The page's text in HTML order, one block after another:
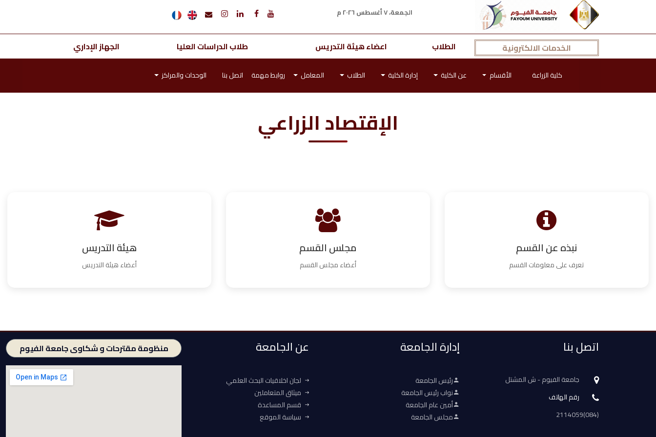
الجمعة، ٧ أغسطس ٢٠٢٦ م
الخدمات الالكترونية الطلاب اعضاء هيئة التدريس طلاب الدراسات العليا الجهاز الإداري
كلية الزراعة الأقسام عن الكلية إدارة الكلية الطلاب المعامل روابط مهمة اتصل بنا الوحدات والمراكز
الإقتصاد الزراعي
هيئة التدريس
أعضاء هيئة التدريس
مجلس القسم
أعضاء مجلس القسم
نبذه عن القسم
تعرف على معلومات القسم
اتصل بنا
جامعة الفيوم - ش المشتل
رقم الهاتف
(084)2114059
إدارة الجامعة
رئيس الجامعة
نواب رئيس الجامعة
أمين عام الجامعة
مجلس الجامعة
عن الجامعة
لجان اخلاقيات البحث العلمي
ميثاق المتعاملين
قسم المساعدة
سياسة الموقع
منظومة مقترحات و شكاوى جامعة الفيوم